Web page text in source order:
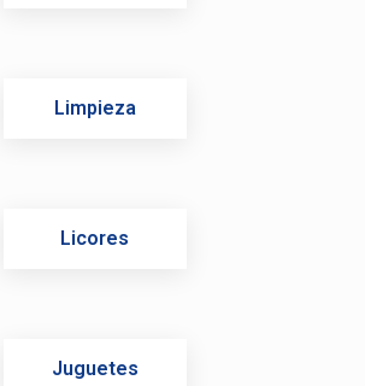
Limpieza
Licores
Juguetes